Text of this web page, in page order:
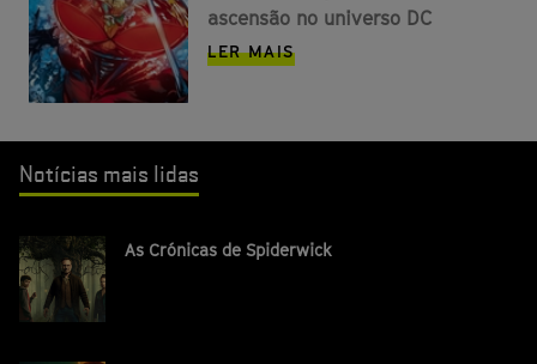
ascensão no universo DC
LER MAIS
Notícias mais lidas
As Crónicas de Spiderwick